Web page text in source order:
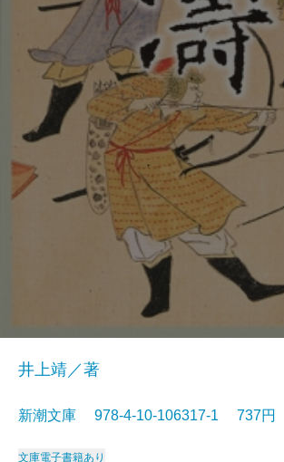
井上靖／著
新潮文庫 978-4-10-106317-1 737円
文庫電子書籍あり